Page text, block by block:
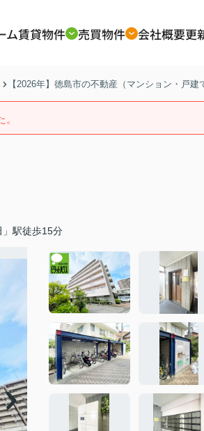
ム賃貸物件 売買物件 会社概要更
【2026年】徳島市の不動産（マンション・戸
駅徒歩15分